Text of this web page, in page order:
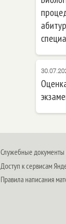
Служебные документы
Доступ к сервисам
Правила написания